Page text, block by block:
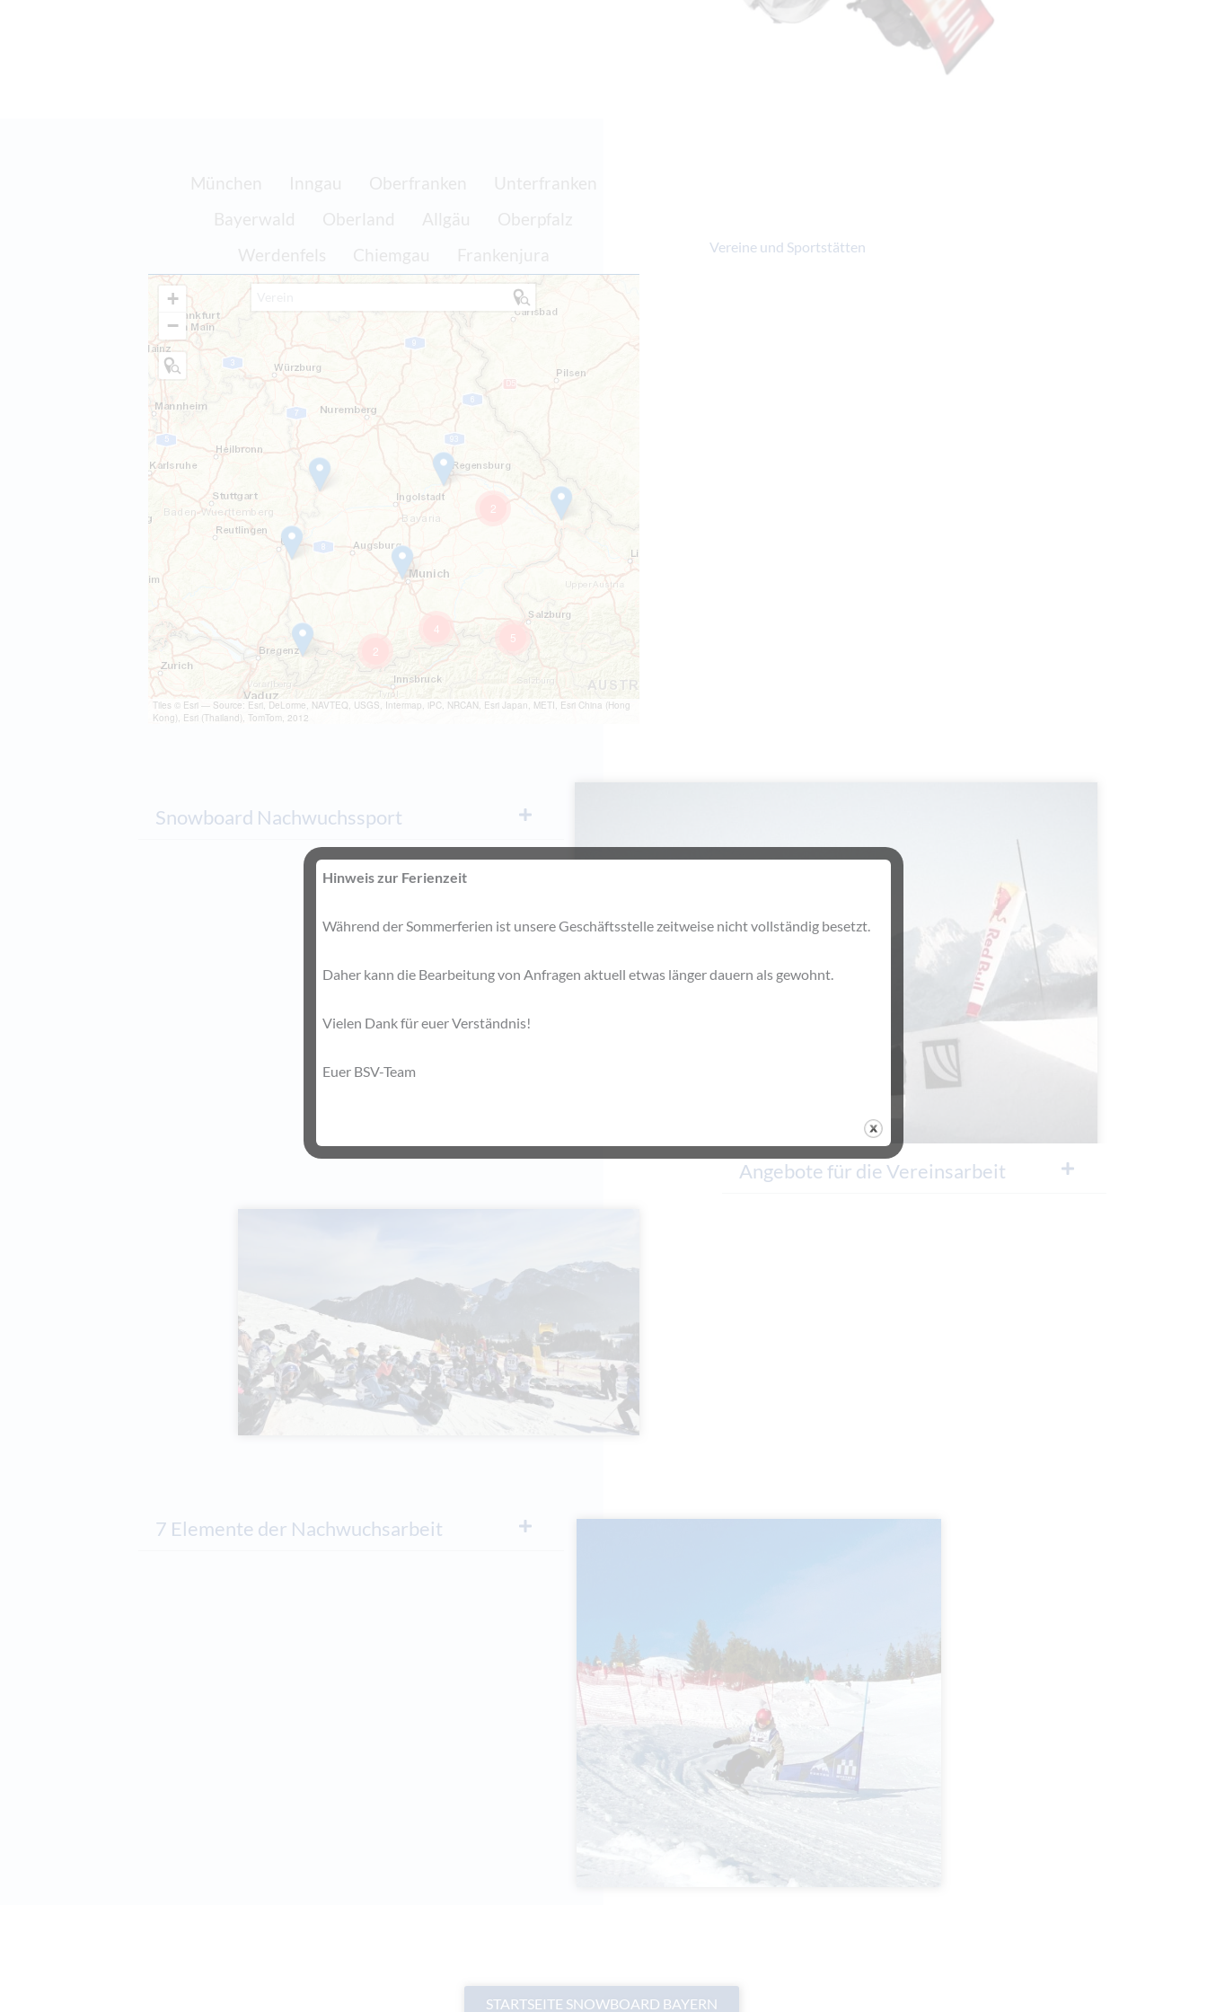
München Inngau Oberfranken
Unterfranken
Bayerwald
Oberland Allgäu
Oberpfalz
Werdenfels
Chiemgau Frankenjura
4
5
2
2
+
−
Tiles © Esri — Source: Esri, DeLorme, NAVTEQ, USGS, Intermap, iPC, NRCAN, Esri Japan, METI, Esri China (Hong
Kong), Esri (Thailand), TomTom, 2012
Vereine und Sportstätten
Snowboard Nachwuchssport
Angebote für die Vereinsarbeit
7 Elemente der Nachwuchsarbeit
STARTSEITE SNOWBOARD BAYERN
Hinweis zur Ferienzeit
Während der Sommerferien ist unsere Geschäftsstelle zeitweise nicht vollständig besetzt.
Daher kann die Bearbeitung von Anfragen aktuell etwas länger dauern als gewohnt.
Vielen Dank für euer Verständnis!
Euer BSV-Team